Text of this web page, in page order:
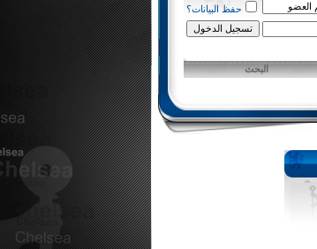
حفظ البيانات؟
البحث